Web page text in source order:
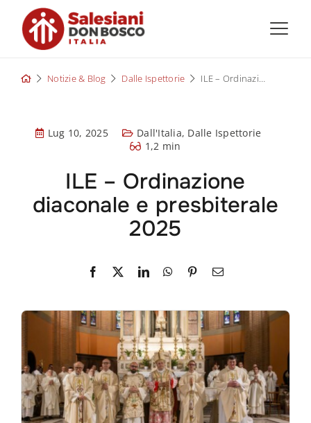
content
Notizie & Blog Dalle Ispettorie ILE – Ordinazione diaconale e presbiterale 2025
Lug 10, 2025 Dall'Italia, Dalle Ispettorie
1,2 min
ILE – Ordinazione
diaconale e presbiterale
2025